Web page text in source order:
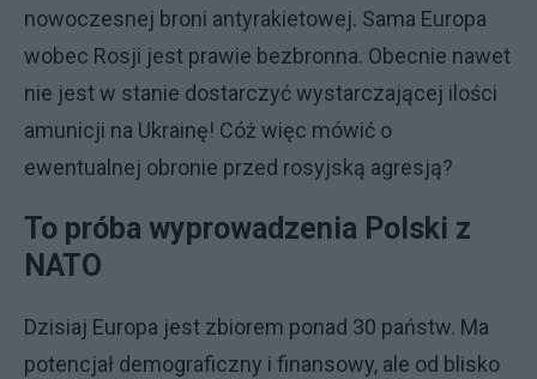
nowoczesnej broni antyrakietowej. Sama Europa
wobec Rosji jest prawie bezbronna. Obecnie nawet
nie jest w stanie dostarczyć wystarczającej ilości
amunicji na Ukrainę! Cóż więc mówić o
ewentualnej obronie przed rosyjską agresją?
To próba wyprowadzenia Polski z
NATO
Dzisiaj Europa jest zbiorem ponad 30 państw. Ma
potencjał demograficzny i finansowy, ale od blisko